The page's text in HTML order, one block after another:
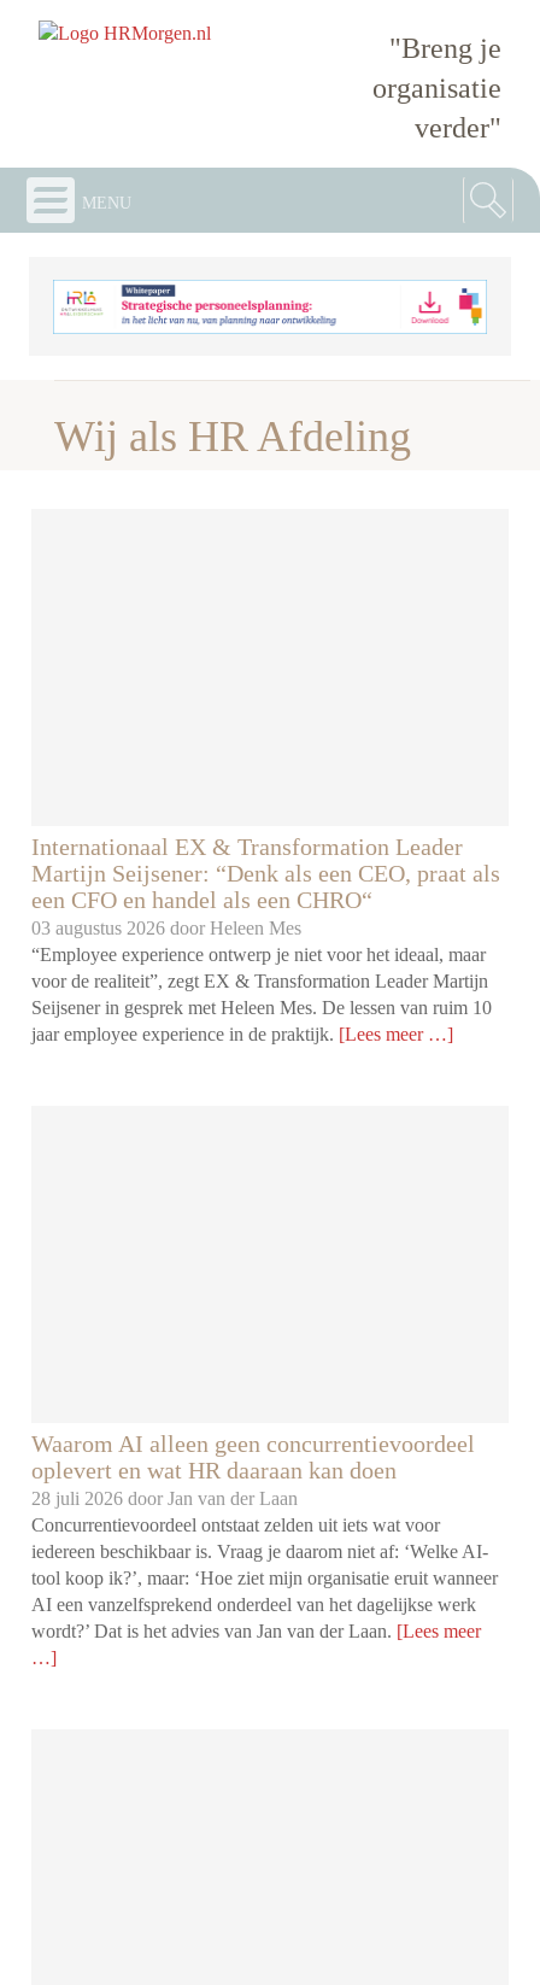
"Breng je
organisatie
verder"
menu
Wij als HR Afdeling
Internationaal EX & Transformation Leader
Martijn Seijsener: “Denk als een CEO, praat als
een CFO en handel als een CHRO“
03 augustus 2026 doorHeleen Mes
“Employee experience ontwerp je niet voor het ideaal, maar
voor de realiteit”, zegt EX & Transformation Leader Martijn
Seijsener in gesprek met Heleen Mes. De lessen van ruim 10
jaar employee experience in de praktijk. [Lees meer …]
Waarom AI alleen geen concurrentievoordeel
oplevert en wat HR daaraan kan doen
28 juli 2026 doorJan van der Laan
Concurrentievoordeel ontstaat zelden uit iets wat voor
iedereen beschikbaar is. Vraag je daarom niet af: ‘Welke AI-
tool koop ik?’, maar: ‘Hoe ziet mijn organisatie eruit wanneer
AI een vanzelfsprekend onderdeel van het dagelijkse werk
wordt?’ Dat is het advies van Jan van der Laan. [Lees meer
…]